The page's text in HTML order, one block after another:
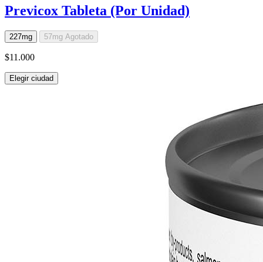
Previcox Tableta (Por Unidad)
227mg 57mg Agotado
$11.000
Elegir ciudad